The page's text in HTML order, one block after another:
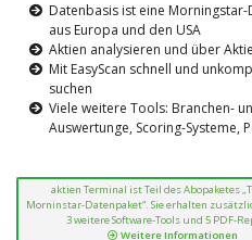
Datenbasis ist eine
aus Europa und den USA
Aktien analysieren und über
Mit EasyScan schnell und
suchen
Viele weitere Tools: Branchen-
Auswertunge, Scoring-Systeme,
aktien Terminal ist Teil des Abopaketes
Morninstar-Datenpaket“. Sie erhalten
3 weitere Software-Tools und 5 PDF-
Weitere Informationen